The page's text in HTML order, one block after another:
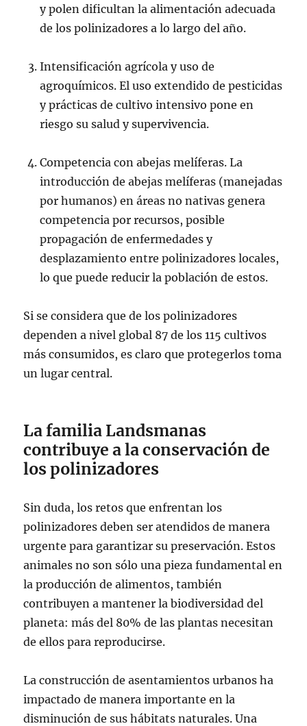
y polen dificultan la alimentación adecuada
de los polinizadores a lo largo del año.
Intensificación agrícola y uso de
agroquímicos. El uso extendido de pesticidas
y prácticas de cultivo intensivo pone en
riesgo su salud y supervivencia.
Competencia con abejas melíferas. La
introducción de abejas melíferas (manejadas
por humanos) en áreas no nativas genera
competencia por recursos, posible
propagación de enfermedades y
desplazamiento entre polinizadores locales,
lo que puede reducir la población de estos.
Si se considera que de los polinizadores
dependen a nivel global 87 de los 115 cultivos
más consumidos, es claro que protegerlos toma
un lugar central.
La familia Landsmanas
contribuye a la conservación de
los polinizadores
Sin duda, los retos que enfrentan los
polinizadores deben ser atendidos de manera
urgente para garantizar su preservación. Estos
animales no son sólo una pieza fundamental en
la producción de alimentos, también
contribuyen a mantener la biodiversidad del
planeta: más del 80% de las plantas necesitan
de ellos para reproducirse.
La construcción de asentamientos urbanos ha
impactado de manera importante en la
disminución de sus hábitats naturales. Una